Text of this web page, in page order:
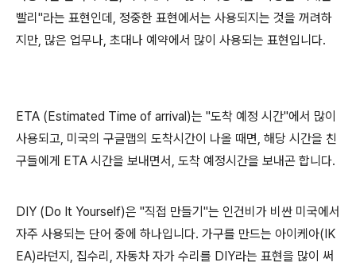
빨리"라는 표현인데, 정중한 표현에서는 사용되지는 것을 꺼려하
지만, 많은 업무나, 초대나 예약에서 많이 사용되는 표현입니다.
ETA (Estimated Time of arrival)는 "도착 예정 시간"에서 많이
사용되고, 미국의 구글맵의 도착시간이 나올 때면, 해당 시간을 친
구들에게 ETA 시간을 보내면서, 도착 예정시간을 보내곤 합니다.
DIY (Do It Yourself)은 "직접 만들기"는 인건비가 비싼 미국에서
자주 사용되는 단어 중에 하나입니다. 가구를 만드는 아이케아(IK
EA)라던지, 집수리, 자동차 자가 수리를 DIY라는 표현을 많이 써